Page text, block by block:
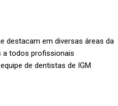
destacam em diversas áreas da
a todos profissionais
de dentistas de IGM